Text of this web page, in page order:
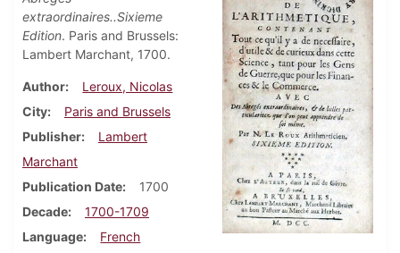
extraordinaires..Sixieme
Edition. Paris and Brussels:
Lambert Marchant, 1700.
Author
Leroux, Nicolas
City
Paris and Brussels
Publisher
Lambert
Marchant
Publication Date
1700
Decade
1700-1709
Language
French